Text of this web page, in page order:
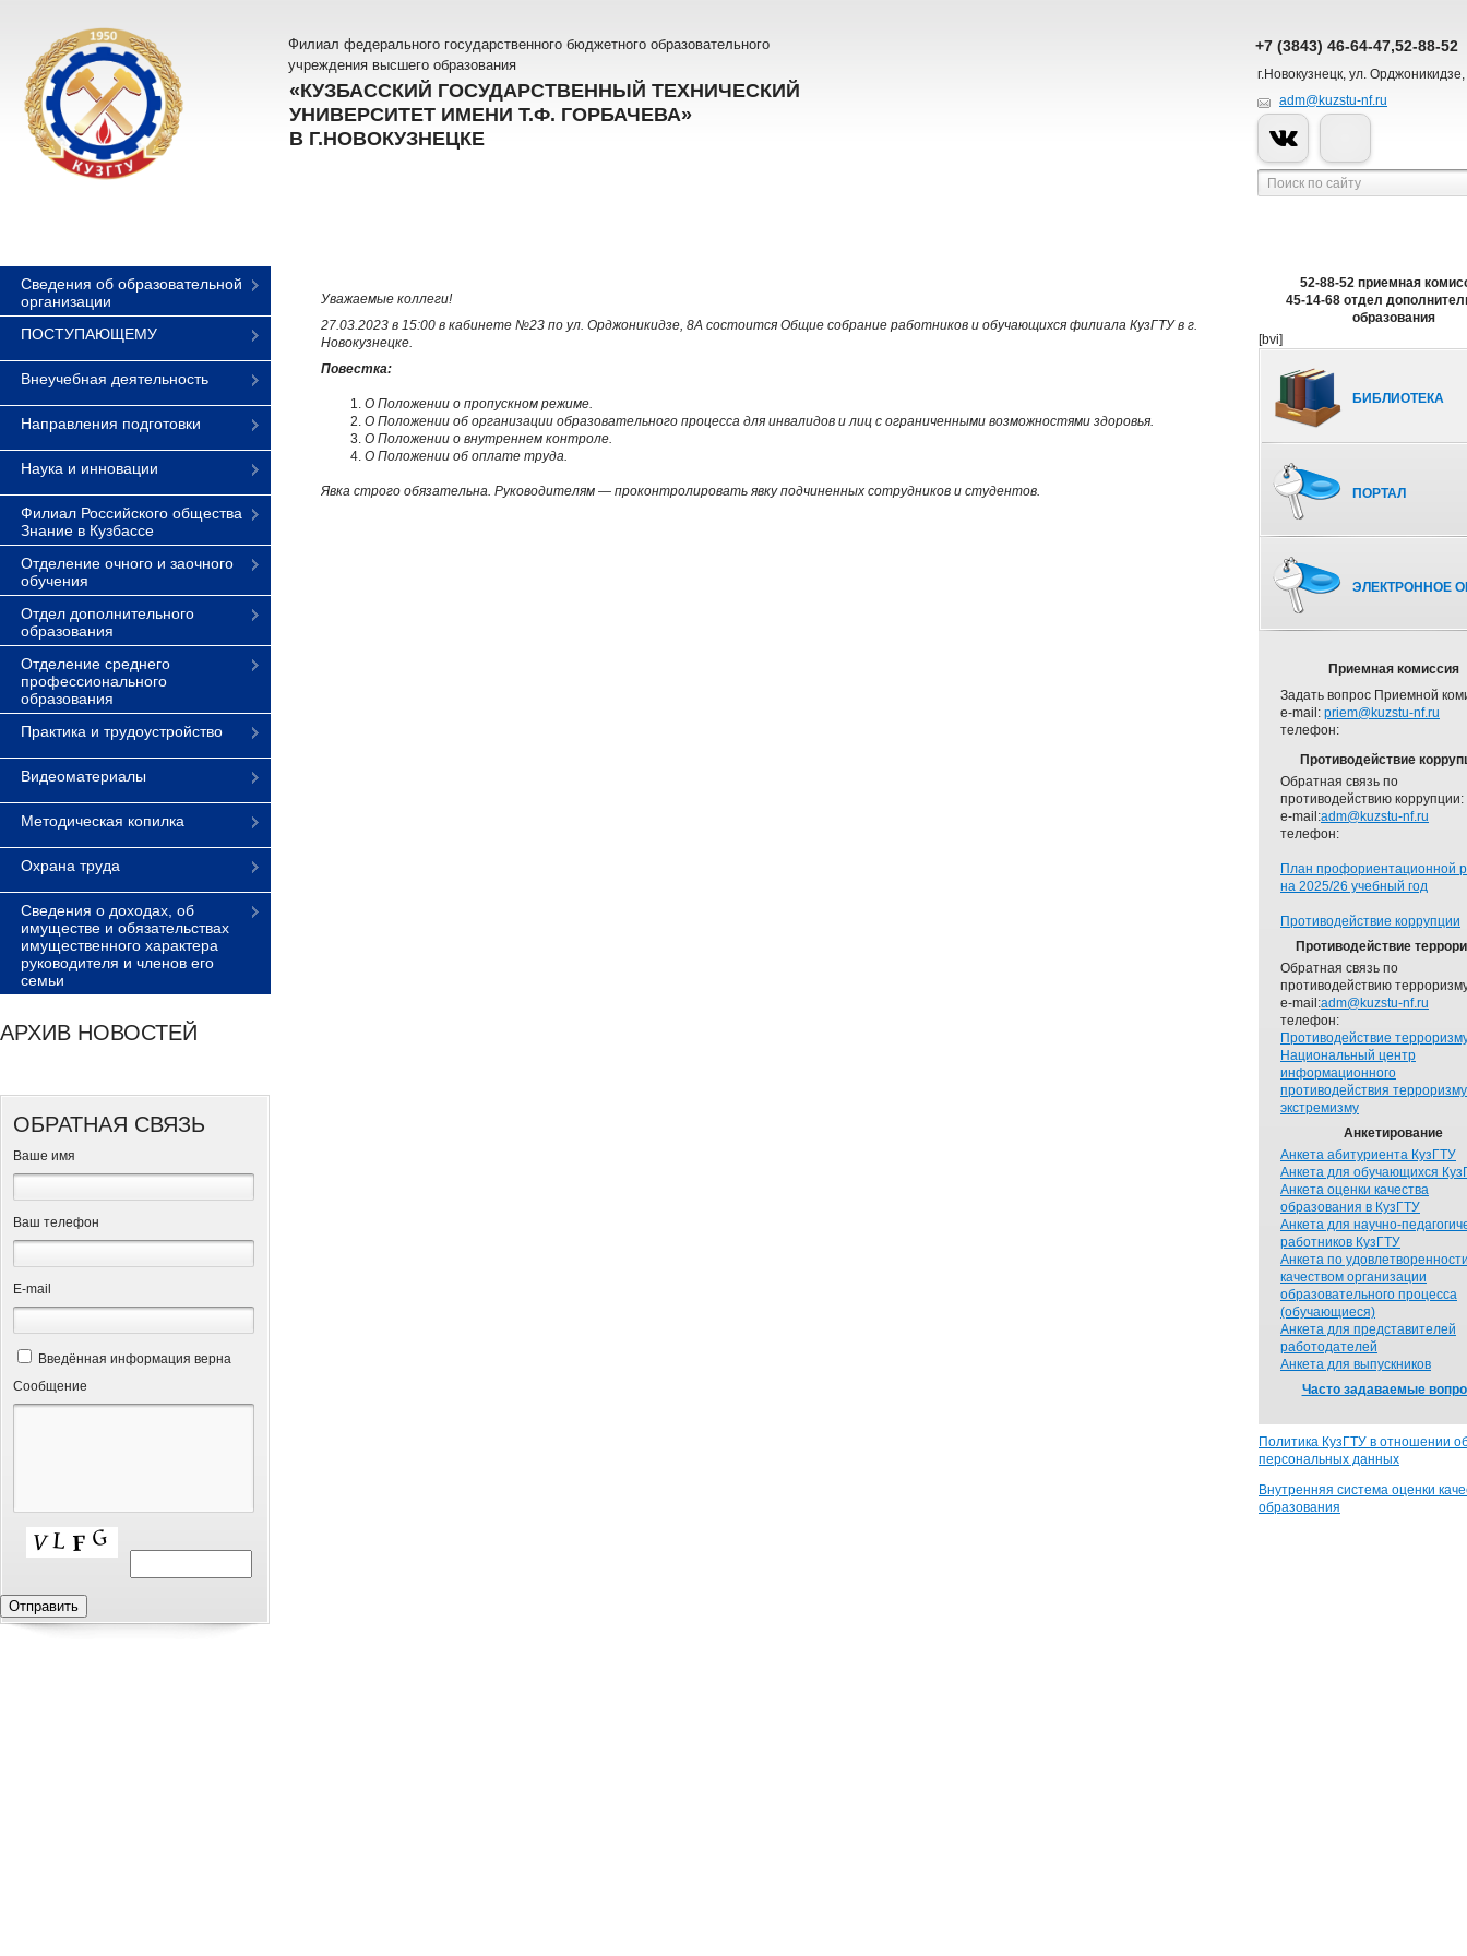
Филиал федерального государственного бюджетного образовательного
учреждения высшего образования
«КУЗБАССКИЙ ГОСУДАРСТВЕННЫЙ ТЕХНИЧЕСКИЙ
УНИВЕРСИТЕТ ИМЕНИ Т.Ф. ГОРБАЧЕВА»
В Г.НОВОКУЗНЕЦКЕ
+7 (3843) 46-64-47,52-88-52
г.Новокузнецк, ул.
adm@kuzstu-nf.ru
Сведения об образовательной
организации
ПОСТУПАЮЩЕМУ
Внеучебная деятельность
Направления подготовки
Наука и инновации
Филиал Российского общества
Знание в Кузбассе
Отделение очного и заочного
обучения
Отдел дополнительного
образования
Отделение среднего
профессионального
образования
Практика и трудоустройство
Видеоматериалы
Методическая копилка
Охрана труда
Сведения о доходах, об
имуществе и обязательствах
имущественного характера
руководителя и членов его
семьи
АРХИВ НОВОСТЕЙ
ОБРАТНАЯ СВЯЗЬ
Ваше имя
Ваш телефон
Е-mail
Введённая информация верна
Сообщение
Уважаемые коллеги!
27.03.2023 в 15:00 в кабинете №23 по ул. Орджоникидзе, 8А состоится Общие собрание работников и обучающихся филиала КузГТУ в г.
Новокузнецке.
Повестка:
О Положении о пропускном режиме.
О Положении об организации образовательного процесса для инвалидов и лиц с ограниченными возможностями здоровья.
О Положении о внутреннем контроле.
О Положении об оплате труда.
Явка строго обязательна. Руководителям — проконтролировать явку подчиненных сотрудников и студентов.
52-88-52 приемная
45-14-68 отдел
образования
[bvi]
БИБЛИОТЕКА
ПОРТАЛ
ЭЛЕКТРОННОЕ
Приемная комиссия
Задать вопрос Приемной
e-mail: priem@kuzstu-nf.ru
телефон:
Противодействие
Обратная связь по
противодействию коррупции:
e-mail:adm@kuzstu-nf.ru
телефон:
План профориентационной
на 2025/26 учебный год
Противодействие коррупции
Противодействие
Обратная связь по
противодействию
e-mail:adm@kuzstu-nf.ru
телефон:
Противодействие
Национальный центр
информационного
противодействия
экстремизму
Анкетирование
Анкета абитуриента КузГТУ
Анкета для обучающихся
Анкета оценки качества
образования в КузГТУ
Анкета для научно-
работников КузГТУ
Анкета по
качеством организации
образовательного процесса
(обучающиеся)
Анкета для представителей
работодателей
Анкета для выпускников
Часто задаваемые
Политика КузГТУ в отношении
персональных данных
Внутренняя система оценки
образования